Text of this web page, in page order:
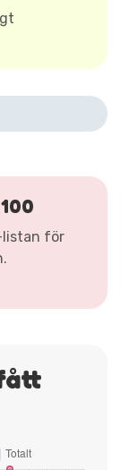
listan för